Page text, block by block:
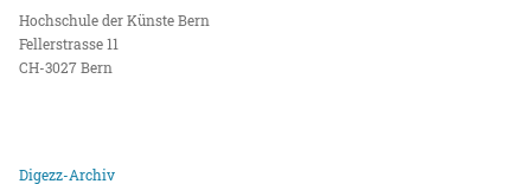
Hochschule der Künste Bern
Fellerstrasse 11
CH-3027 Bern
Digezz-Archiv